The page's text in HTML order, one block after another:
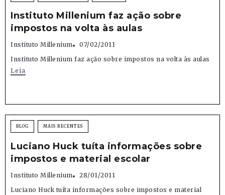
Instituto Millenium faz ação sobre
impostos na volta às aulas
Instituto Millenium
07/02/2011
Instituto Millenium faz ação sobre impostos na volta às aulas
Leia
BLOG MAIS RECENTES
Luciano Huck tuíta informações sobre
impostos e material escolar
Instituto Millenium
28/01/2011
Luciano Huck tuíta informações sobre impostos e material